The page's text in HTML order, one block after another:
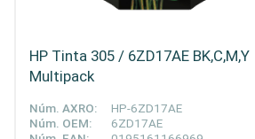
HP Tinta 305 / 6ZD17AE BK,C,M,Y
Multipack
Núm. AXRO:
HP-6ZD17AE
Núm. OEM:
6ZD17AE